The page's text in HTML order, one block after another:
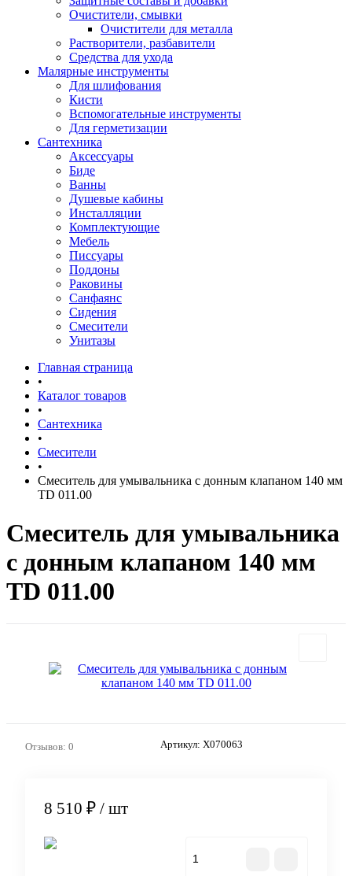
Очистители, смывки
Очистители для металла
Растворители, разбавители
Средства для ухода
Малярные инструменты
Для шлифования
Кисти
Вспомогательные инструменты
Для герметизации
Сантехника
Аксессуары
Биде
Ванны
Душевые кабины
Инсталляции
Комплектующие
Мебель
Писсуары
Поддоны
Раковины
Санфаянс
Сидения
Смесители
Унитазы
Главная страница
•
Каталог товаров
•
Сантехника
•
Смесители
•
Смеситель для умывальника с донным клапаном 140 мм
TD 011.00
Смеситель для умывальника
с донным клапаном 140 мм
TD 011.00
Отзывов: 0 Артикул: X070063
8 510 ₽ / шт